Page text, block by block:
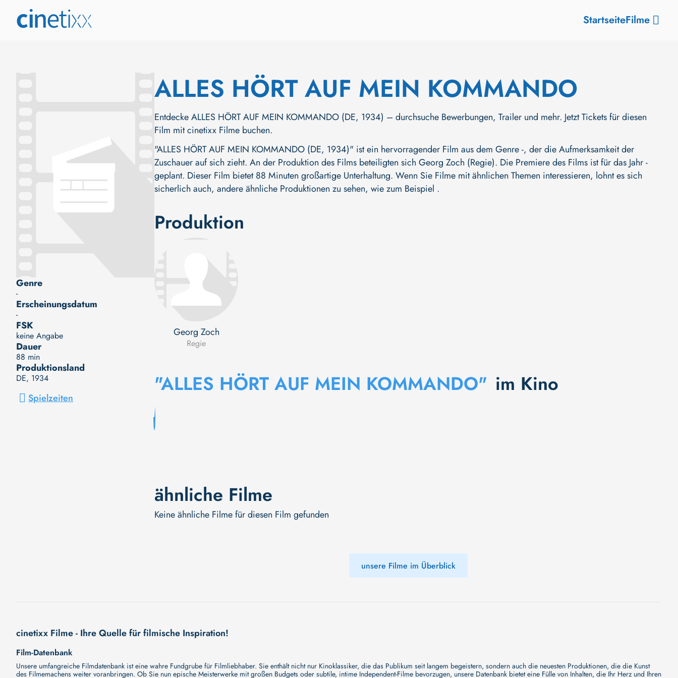
StartseiteFilme
Genre
-
Erscheinungsdatum
-
FSK
keine Angabe
Dauer
88 min
Produktionsland
DE, 1934
Spielzeiten
ALLES HÖRT AUF MEIN KOMMANDO
Entdecke ALLES HÖRT AUF MEIN KOMMANDO (DE, 1934) – durchsuche Bewerbungen, Trailer und mehr. Jetzt Tickets für diesen
Film mit cinetixx Filme buchen.
"ALLES HÖRT AUF MEIN KOMMANDO (DE, 1934)" ist ein hervorragender Film aus dem Genre -, der die Aufmerksamkeit der
Zuschauer auf sich zieht. An der Produktion des Films beteiligten sich Georg Zoch (Regie). Die Premiere des Films ist für das Jahr -
geplant. Dieser Film bietet 88 Minuten großartige Unterhaltung. Wenn Sie Filme mit ähnlichen Themen interessieren, lohnt es sich
sicherlich auch, andere ähnliche Produktionen zu sehen, wie zum Beispiel .
Produktion
Georg Zoch
Regie
"ALLES HÖRT AUF MEIN KOMMANDO" im Kino
ähnliche Filme
Keine ähnliche Filme für diesen Film gefunden
unsere Filme im Überblick
cinetixx Filme - Ihre Quelle für filmische Inspiration!
Film-Datenbank
Unsere umfangreiche Filmdatenbank ist eine wahre Fundgrube für Filmliebhaber. Sie enthält nicht nur Kinoklassiker, die das Publikum seit langem begeistern, sondern auch die neuesten Produktionen, die die Kunst
des Filmemachens weiter voranbringen. Ob Sie nun epische Meisterwerke mit großen Budgets oder subtile, intime Independent-Filme bevorzugen, unsere Datenbank bietet eine Fülle von Inhalten, die Ihr Herz und Ihren